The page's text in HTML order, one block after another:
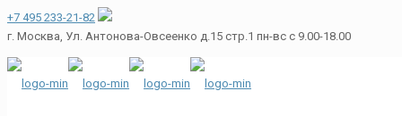
+7 495 233-21-82
г. Москва, Ул. Антонова-Овсеенко д.15 стр.1 пн-вс с 9.00-18.00